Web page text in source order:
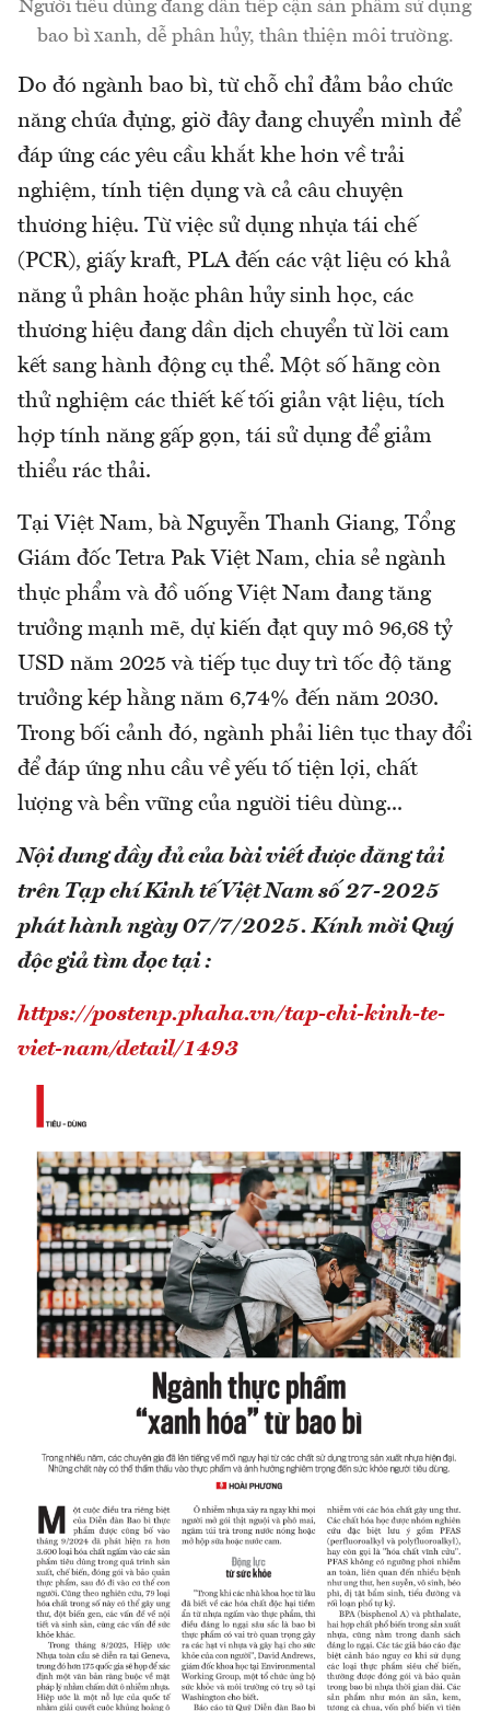
Người tiêu dùng đang dần tiếp cận sản phẩm sử dụng
bao bì xanh, dễ phân hủy, thân thiện môi trường.
Do đó ngành bao bì, từ chỗ chỉ đảm bảo chức
năng chứa đựng, giờ đây đang chuyển mình để
đáp ứng các yêu cầu khắt khe hơn về trải
nghiệm, tính tiện dụng và cả câu chuyện
thương hiệu. Từ việc sử dụng nhựa tái chế
(PCR), giấy kraft, PLA đến các vật liệu có khả
năng ủ phân hoặc phân hủy sinh học, các
thương hiệu đang dần dịch chuyển từ lời cam
kết sang hành động cụ thể. Một số hãng còn
thử nghiệm các thiết kế tối giản vật liệu, tích
hợp tính năng gấp gọn, tái sử dụng để giảm
thiểu rác thải.
Tại Việt Nam, bà Nguyễn Thanh Giang, Tổng
Giám đốc Tetra Pak Việt Nam, chia sẻ ngành
thực phẩm và đồ uống Việt Nam đang tăng
trưởng mạnh mẽ, dự kiến đạt quy mô 96,68 tỷ
USD năm 2025 và tiếp tục duy trì tốc độ tăng
trưởng kép hằng năm 6,74% đến năm 2030.
Trong bối cảnh đó, ngành phải liên tục thay đổi
để đáp ứng nhu cầu về yếu tố tiện lợi, chất
lượng và bền vững của người tiêu dùng...
Nội dung đầy đủ của bài viết được đăng tải
trên Tạp chí Kinh tế Việt Nam số 27-2025
phát hành ngày 07/7/2025. Kính mời Quý
độc giả tìm đọc tại :
https://postenp.phaha.vn/tap-chi-kinh-te-
viet-nam/detail/1493